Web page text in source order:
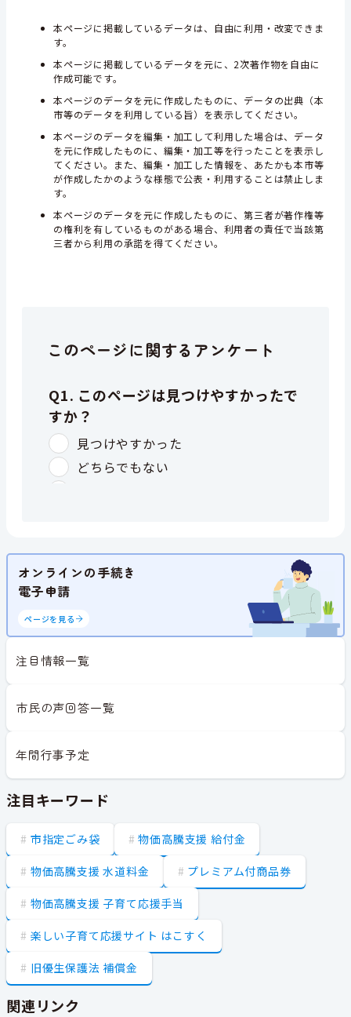
本ページに掲載しているデータは、自由に利用・改変できま
す。
本ページに掲載しているデータを元に、2次著作物を自由に
作成可能です。
本ページのデータを元に作成したものに、データの出典（本
市等のデータを利用している旨）を表示してください。
本ページのデータを編集・加工して利用した場合は、データ
を元に作成したものに、編集・加工等を行ったことを表示し
てください。また、編集・加工した情報を、あたかも本市等
が作成したかのような様態で公表・利用することは禁止しま
す。
本ページのデータを元に作成したものに、第三者が著作権等
の権利を有しているものがある場合、利用者の責任で当該第
三者から利用の承諾を得てください。
このページに関するアンケート
オンラインの手続き
電子申請
ページを見る
注目情報一覧
市民の声回答一覧
年間行事予定
注目キーワード
市指定ごみ袋 物価高騰支援 給付金
物価高騰支援 水道料金 プレミアム付商品券
物価高騰支援 子育て応援手当
楽しい子育て応援サイト はこすく
旧優生保護法 補償金
関連リンク